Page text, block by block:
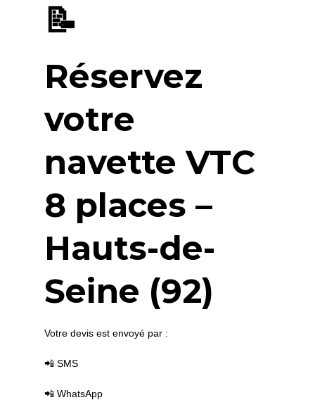
📝
Réservez
votre
navette VTC
8 places –
Hauts-de-
Seine (92)
Votre devis est envoyé par :
📲 SMS
📲 WhatsApp